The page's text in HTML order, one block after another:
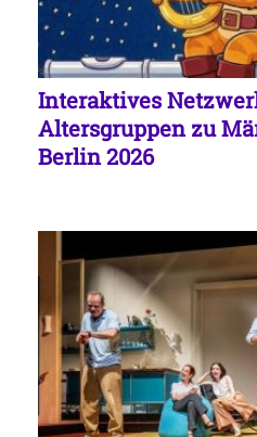
Interaktives
Altersgruppen zu
Berlin 2026